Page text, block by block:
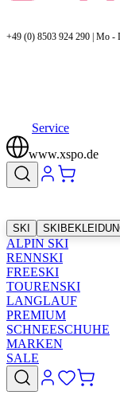
+49 (0) 8503 924 290 | Mo -
Service
www.xspo.de
SKI
ALPIN SKI
RENNSKI
FREESKI
TOURENSKI
LANGLAUF
PREMIUM
SCHNEESCHUHE
MARKEN
SALE